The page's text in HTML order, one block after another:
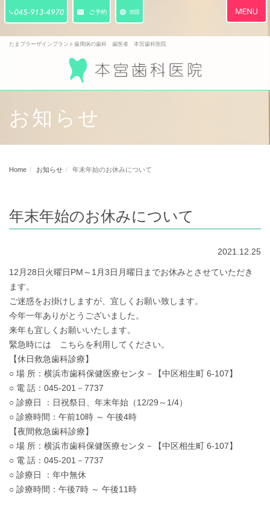
Toggle
たまプラーザインプラント歯周病の歯科 歯医者 本宮歯科医院
お知らせ
Home お知らせ 年末年始のお休みについて
年末年始のお休みについて
2021.12.25
12月28日火曜日PM～1月3日月曜日までお休みとさせていただき
ます。
ご迷惑をお掛けしますが、宜しくお願い致します。
今年一年ありがとうございました。
来年も宜しくお願いいたします。
緊急時には こちらを利用してください。
【休日救急歯科診療】
○ 場 所：横浜市歯科保健医療センタ－【中区相生町 6-107】
○ 電 話：045-201－7737
○ 診療日 ：日祝祭日、年末年始（12/29～1/4）
○ 診療時間：午前10時 ～ 午後4時
【夜間救急歯科診療】
○ 場 所：横浜市歯科保健医療センタ－【中区相生町 6-107】
○ 電 話：045-201－7737
○ 診療日 ：年中無休
○ 診療時間：午後7時 ～ 午後11時